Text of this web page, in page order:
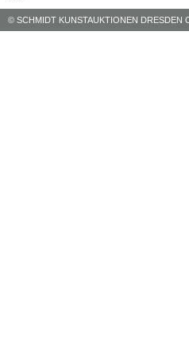
© SCHMIDT KUNSTAUKTIONEN DRESDEN